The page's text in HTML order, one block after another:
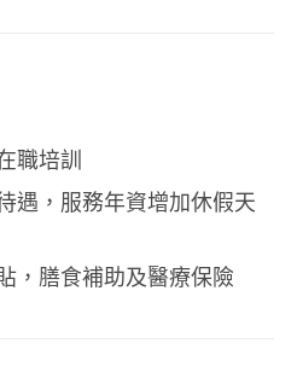
職培訓
遇，服務年資增加休假天
，膳食補助及醫療保險